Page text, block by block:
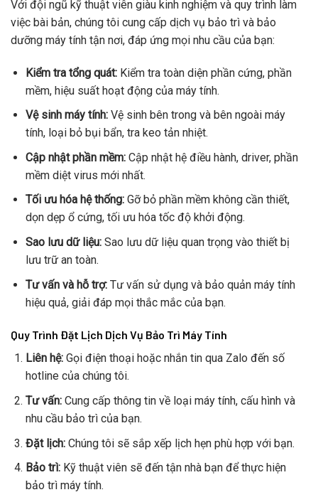
Với đội ngũ kỹ thuật viên giàu kinh nghiệm và quy trình làm
việc bài bản, chúng tôi cung cấp dịch vụ bảo trì và bảo
dưỡng máy tính tận nơi, đáp ứng mọi nhu cầu của bạn:
Kiểm tra tổng quát:Kiểm tra toàn diện phần cứng, phần
mềm, hiệu suất hoạt động của máy tính.
Vệ sinh máy tính:Vệ sinh bên trong và bên ngoài máy
tính, loại bỏ bụi bẩn, tra keo tản nhiệt.
Cập nhật phần mềm:Cập nhật hệ điều hành, driver, phần
mềm diệt virus mới nhất.
Tối ưu hóa hệ thống:Gỡ bỏ phần mềm không cần thiết,
dọn dẹp ổ cứng, tối ưu hóa tốc độ khởi động.
Sao lưu dữ liệu:Sao lưu dữ liệu quan trọng vào thiết bị
lưu trữ an toàn.
Tư vấn và hỗ trợ:Tư vấn sử dụng và bảo quản máy tính
hiệu quả, giải đáp mọi thắc mắc của bạn.
Quy Trình Đặt Lịch Dịch Vụ Bảo Trì Máy Tính
Liên hệ:Gọi điện thoại hoặc nhắn tin qua Zalo đến số
hotline của chúng tôi.
Tư vấn:Cung cấp thông tin về loại máy tính, cấu hình và
nhu cầu bảo trì của bạn.
Đặt lịch:Chúng tôi sẽ sắp xếp lịch hẹn phù hợp với bạn.
Bảo trì:Kỹ thuật viên sẽ đến tận nhà bạn để thực hiện
bảo trì máy tính.